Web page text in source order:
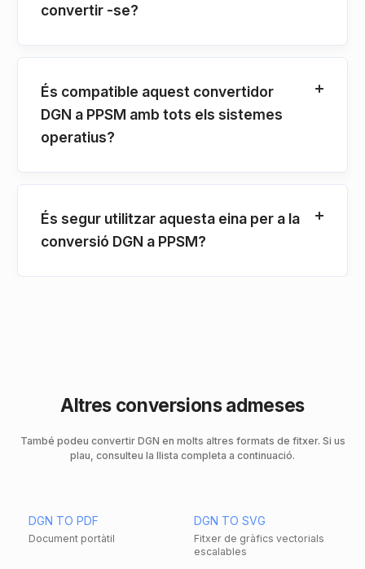
convertir -se?
És compatible aquest convertidor
DGN a PPSM amb tots els sistemes
operatius?
És segur utilitzar aquesta eina per a la
conversió DGN a PPSM?
Altres conversions admeses
També podeu convertir DGN en molts altres formats de fitxer. Si us
plau, consulteu la llista completa a continuació.
DGN TO PDF
Document portàtil
DGN TO SVG
Fitxer de gràfics vectorials
escalables